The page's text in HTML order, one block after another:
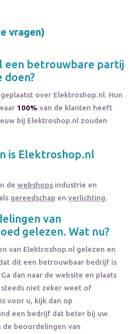
vragen)
een betrouwbare partij
doen?
geplaatst over Elektroshop.nl. Hun
100% van de klanten heeft
bij Elektroshop.nl zouden
is Elektroshop.nl
de webshops industrie en
gereedschap en verlichting.
van
gelezen. Wat nu?
van Elektroshop.nl gelezen en
dit een betrouwbaar bedrijf is
dan naar de website en plaats
niet zeker weet of
voor u, kijk dan op
een bedrijf dat beter bij uw
de beoordelingen van